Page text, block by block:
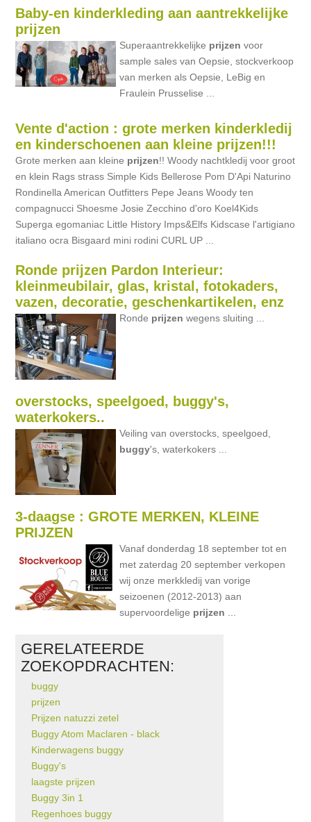
Baby-en kinderkleding aan aantrekkelijke
prijzen
Superaantrekkelijke prijzen voor
sample sales van Oepsie, stockverkoop
van merken als Oepsie, LeBig en
Fraulein Prusselise ...
Vente d'action : grote merken kinderkledij
en kinderschoenen aan kleine prijzen!!!
Grote merken aan kleine prijzen!! Woody nachtkledij voor groot
en klein Rags strass Simple Kids Bellerose Pom D'Api Naturino
Rondinella American Outfitters Pepe Jeans Woody ten
compagnucci Shoesme Josie Zecchino d'oro Koel4Kids
Superga egomaniac Little History Imps&Elfs Kidscase l'artigiano
italiano ocra Bisgaard mini rodini CURL UP ...
Ronde prijzen Pardon Interieur:
kleinmeubilair, glas, kristal, fotokaders,
vazen, decoratie, geschenkartikelen, enz
Ronde prijzen wegens sluiting ...
overstocks, speelgoed, buggy's,
waterkokers..
Veiling van overstocks, speelgoed,
buggy's, waterkokers ...
3-daagse : GROTE MERKEN, KLEINE
PRIJZEN
Vanaf donderdag 18 september tot en
met zaterdag 20 september verkopen
wij onze merkkledij van vorige
seizoenen (2012-2013) aan
supervoordelige prijzen
GERELATEERDE
ZOEKOPDRACHTEN:
buggy
prijzen
Prijzen natuzzi zetel
Buggy Atom Maclaren - black
Kinderwagens buggy
Buggy's
laagste prijzen
Buggy 3in 1
Regenhoes buggy